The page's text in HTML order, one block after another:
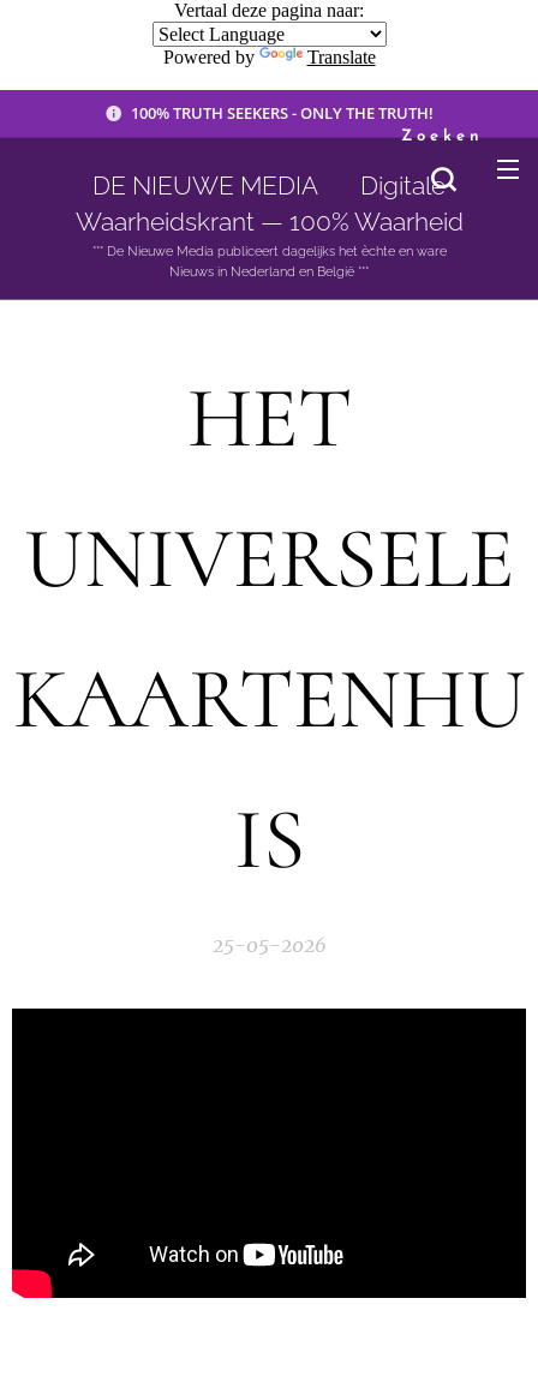
Vertaal deze pagina naar:
Powered by Translate
100% TRUTH SEEKERS - ONLY THE TRUTH!
DE NIEUWE MEDIA 🟣 Digitale
Waarheidskrant — 100% Waarheid
*** De Nieuwe Media publiceert dagelijks het èchte en ware
Nieuws in Nederland en België ***
Zoeken
HET
UNIVERSELE
KAARTENHU
IS
25-05-2026